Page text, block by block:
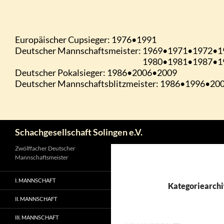
Schachgesellschaft Solingen e.V.
Zwölffacher Deutscher
Mannschaftsmeister
I. MANNSCHAFT
II. MANNSCHAFT
III. MANNSCHAFT